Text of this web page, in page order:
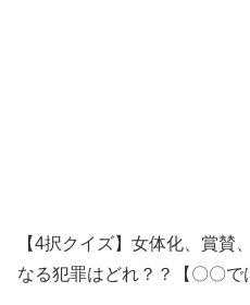
【4択クイズ】女体化、賞
なる犯罪はどれ？？【〇〇で